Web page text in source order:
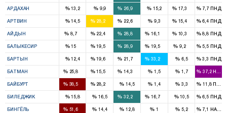
АРДАХАН %13,2 %9,9 % 26,9 %15,2 %17,3 %7,7 ПНД
АРТВИН %14,5 %28,2 % 22,6 % 9,3 %15,4 %6,4 ПНД
АЙДЫН % 8,7 %22,4 % 28,8 %16,1 %10,3 %8,8 ПНД
БАЛЫКЕСИР %15 %19,5 % 28,9 %19,5 % 9,2 %5,5 ПНД
БАРТЫН %12,4 %19,6 % 21,7 %33,2 % 6,5 %3,3 ПНД
БАТМАН %25,8 %15,5 % 14,3 % 1,5 % 1,7 %37,2
БАЙБУРТ %38,5 %28,2 % 14,5 % 1,4 % 3,3 %11,8ПНД
БИЛЕДЖИК %15,8 % 16,5 % 32,2 %16,7 %10,5 %6,5 ПНД
БИНГЁЛЬ %51,6 % 14,4 % 12,8 % 1 % 5,2 %7,1 HADEP